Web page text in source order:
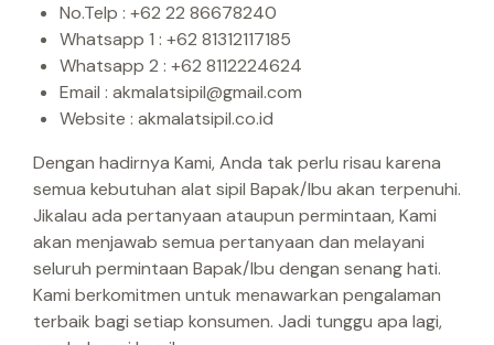
No.Telp : +62 22 86678240
Whatsapp 1 : +62 81312117185
Whatsapp 2 : +62 8112224624
Email : akmalatsipil@gmail.com
Website : akmalatsipil.co.id
Dengan hadirnya Kami, Anda tak perlu risau karena
semua kebutuhan alat sipil Bapak/Ibu akan terpenuhi.
Jikalau ada pertanyaan ataupun permintaan, Kami
akan menjawab semua pertanyaan dan melayani
seluruh permintaan Bapak/Ibu dengan senang hati.
Kami berkomitmen untuk menawarkan pengalaman
terbaik bagi setiap konsumen. Jadi tunggu apa lagi,